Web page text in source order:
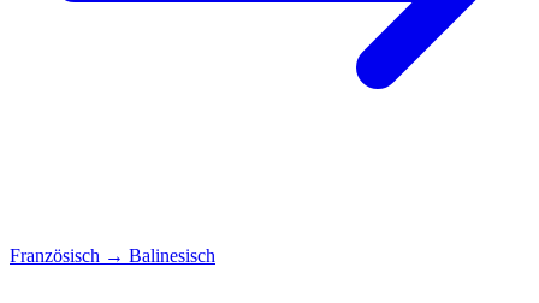
Französisch → Balinesisch